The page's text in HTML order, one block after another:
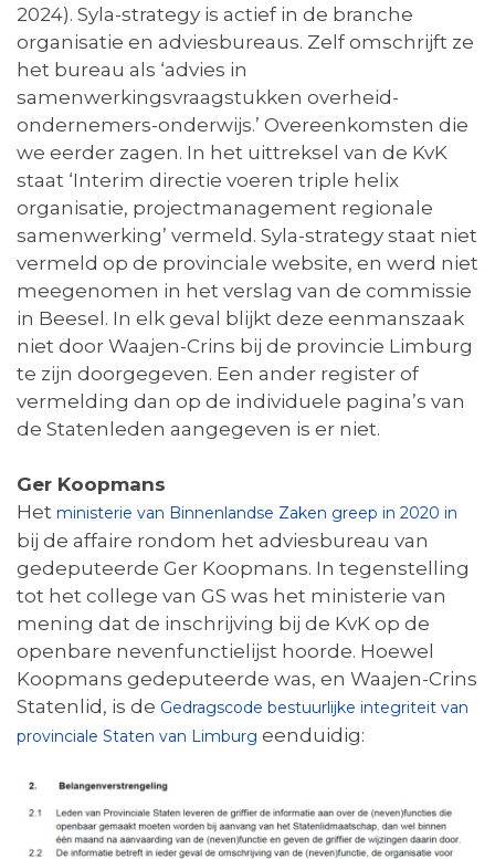
2024). Syla-strategy is actief in de branche
organisatie en adviesbureaus. Zelf omschrijft ze
het bureau als ‘advies in
samenwerkingsvraagstukken overheid-
ondernemers-onderwijs.’ Overeenkomsten die
we eerder zagen. In het uittreksel van de KvK
staat ‘Interim directie voeren triple helix
organisatie, projectmanagement regionale
samenwerking’ vermeld. Syla-strategy staat niet
vermeld op de provinciale website, en werd niet
meegenomen in het verslag van de commissie
in Beesel. In elk geval blijkt deze eenmanszaak
niet door Waajen-Crins bij de provincie Limburg
te zijn doorgegeven. Een ander register of
vermelding dan op de individuele pagina’s van
de Statenleden aangegeven is er niet.
Ger Koopmans
Het ministerie van Binnenlandse Zaken greep in 2020 in
bij de affaire rondom het adviesbureau van
gedeputeerde Ger Koopmans. In tegenstelling
tot het college van GS was het ministerie van
mening dat de inschrijving bij de KvK op de
openbare nevenfunctielijst hoorde. Hoewel
Koopmans gedeputeerde was, en Waajen-Crins
Statenlid, is de Gedragscode bestuurlijke integriteit van
provinciale Staten van Limburg eenduidig: